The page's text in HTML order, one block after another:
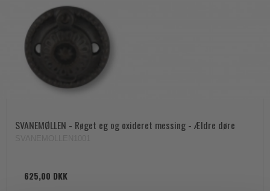
SVANEMØLLEN - Røget eg og oxideret messing - Ældre døre
625,00 DKK